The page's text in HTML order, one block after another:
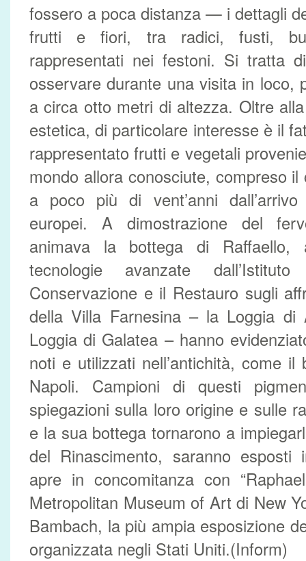
fossero a poca distanza — i dettagli
frutti e fiori, tra radici, fusti,
rappresentati nei festoni. Si tratta
osservare durante una visita in loco,
a circa otto metri di altezza. Oltre
estetica, di particolare interesse è il
rappresentato frutti e vegetali
mondo allora conosciute, compreso
a poco più di vent’anni
europei. A dimostrazione del
animava la bottega di Raffaello,
tecnologie avanzate
Conservazione e il Restauro sugli
della Villa Farnesina – la Loggia
Loggia di Galatea – hanno
noti e utilizzati nell’antichità, come
Napoli. Campioni di questi
spiegazioni sulla loro origine e sulle
e la sua bottega tornarono a
del Rinascimento, saranno
apre in concomitanza con
Metropolitan Museum of Art di New
Bambach, la più ampia esposizione
organizzata negli Stati Uniti.(Inform)